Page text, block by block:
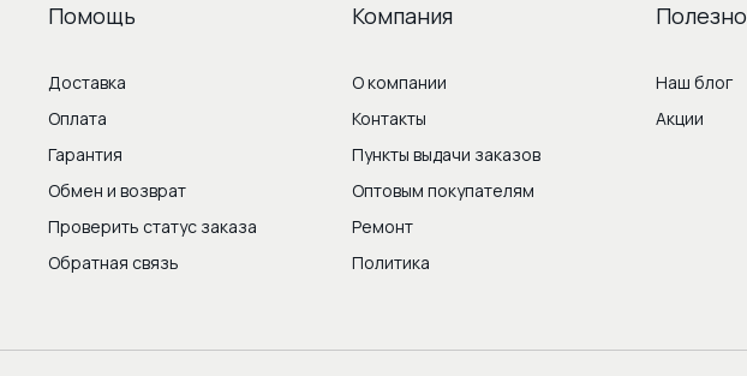
Помощь
Доставка
Оплата
Гарантия
Обмен и возврат
Проверить статус заказа
Обратная связь
Компания
О компании
Контакты
Пункты выдачи заказов
Оптовым покупателям
Ремонт
Политика
Полезно
Наш блог
Акции